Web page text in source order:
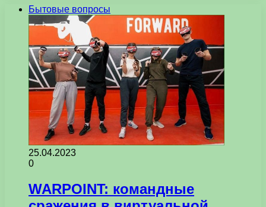
Бытовые вопросы
25.04.2023
0
WARPOINT: командные